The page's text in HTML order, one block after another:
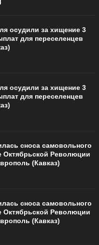
осудили за хищение 3
для переселенцев
осудили за хищение 3
для переселенцев
сноса самовольного
Октябрьской Революции
(Кавказ)
сноса самовольного
Октябрьской Революции
(Кавказ)